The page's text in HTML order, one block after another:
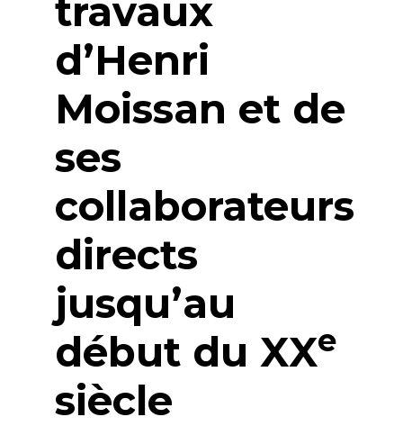
travaux
d’Henri
Moissan et de
ses
collaborateurs
directs
jusqu’au
début du XXe
siècle